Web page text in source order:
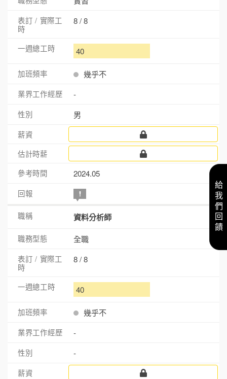
8 / 8
40
幾乎不
-
男
2024.05
資料分析師
全職
8 / 8
40
幾乎不
-
-
給我們回饋